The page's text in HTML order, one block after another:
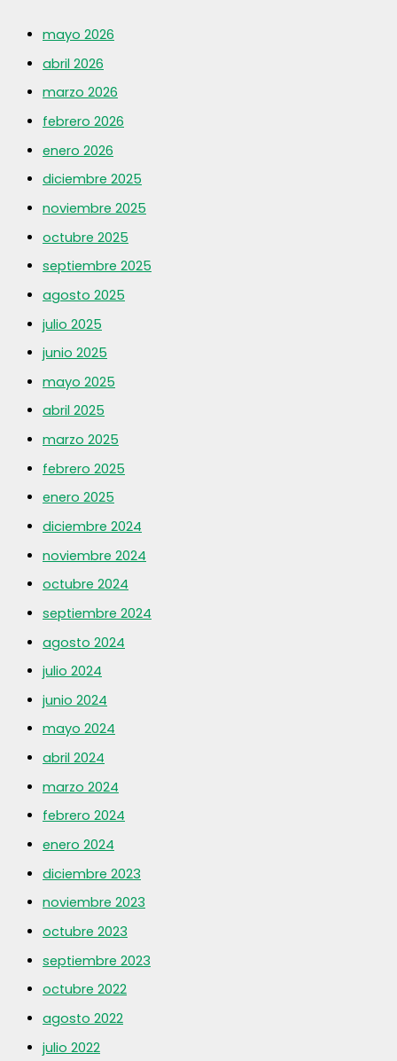
mayo 2026
abril 2026
marzo 2026
febrero 2026
enero 2026
diciembre 2025
noviembre 2025
octubre 2025
septiembre 2025
agosto 2025
julio 2025
junio 2025
mayo 2025
abril 2025
marzo 2025
febrero 2025
enero 2025
diciembre 2024
noviembre 2024
octubre 2024
septiembre 2024
agosto 2024
julio 2024
junio 2024
mayo 2024
abril 2024
marzo 2024
febrero 2024
enero 2024
diciembre 2023
noviembre 2023
octubre 2023
septiembre 2023
octubre 2022
agosto 2022
julio 2022